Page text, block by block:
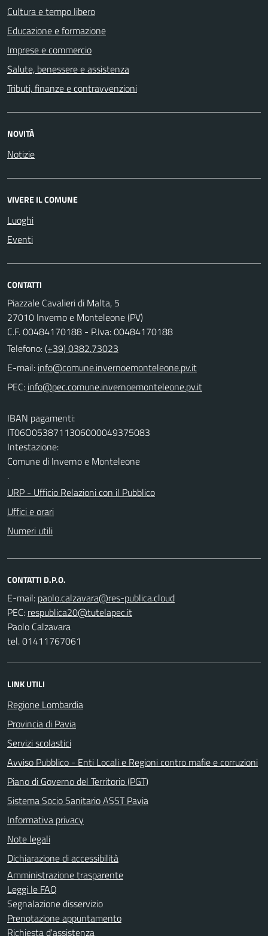
Cultura e tempo libero
Educazione e formazione
Imprese e commercio
Salute, benessere e assistenza
Tributi, finanze e contravvenzioni
NOVITÀ
Notizie
VIVERE IL COMUNE
Luoghi
Eventi
CONTATTI
Piazzale Cavalieri di Malta, 5
27010 Inverno e Monteleone (PV)
C.F. 00484170188 - P.Iva: 00484170188
Telefono:(+39) 0382.73023
E-mail:
PEC:
IBAN pagamenti:
IT06O0538711306000049375083
Intestazione:
Comune di Inverno e Monteleone
.
URP - Ufficio Relazioni con il Pubblico
Uffici e orari
Numeri utili
CONTATTI D.P.O.
E-mail:
PEC:
Paolo Calzavara
tel. 01411767061
LINK UTILI
Regione Lombardia
Provincia di Pavia
Servizi scolastici
Avviso Pubblico - Enti Locali e Regioni contro mafie e corruzioni
Piano di Governo del Territorio (PGT)
Sistema Socio Sanitario ASST Pavia
Informativa privacy
Note legali
Dichiarazione di accessibilità
Amministrazione trasparente
Leggi le FAQ
Segnalazione disservizio
Prenotazione appuntamento
Richiesta d'assistenza